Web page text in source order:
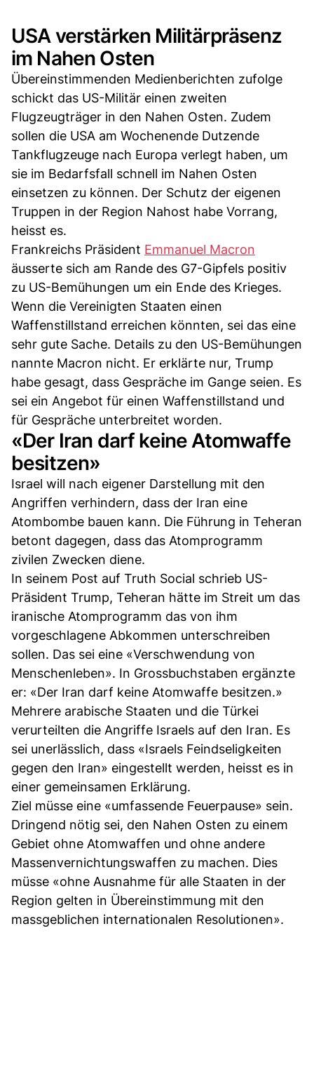
USA verstärken Militärpräsenz
im Nahen Osten
Übereinstimmenden Medienberichten zufolge
schickt das US-Militär einen zweiten
Flugzeugträger in den Nahen Osten. Zudem
sollen die USA am Wochenende Dutzende
Tankflugzeuge nach Europa verlegt haben, um
sie im Bedarfsfall schnell im Nahen Osten
einsetzen zu können. Der Schutz der eigenen
Truppen in der Region Nahost habe Vorrang,
heisst es.
Frankreichs Präsident Emmanuel Macron
äusserte sich am Rande des G7-Gipfels positiv
zu US-Bemühungen um ein Ende des Krieges.
Wenn die Vereinigten Staaten einen
Waffenstillstand erreichen könnten, sei das eine
sehr gute Sache. Details zu den US-Bemühungen
nannte Macron nicht. Er erklärte nur, Trump
habe gesagt, dass Gespräche im Gange seien. Es
sei ein Angebot für einen Waffenstillstand und
für Gespräche unterbreitet worden.
«Der Iran darf keine Atomwaffe
besitzen»
Israel will nach eigener Darstellung mit den
Angriffen verhindern, dass der Iran eine
Atombombe bauen kann. Die Führung in Teheran
betont dagegen, dass das Atomprogramm
zivilen Zwecken diene.
In seinem Post auf Truth Social schrieb US-
Präsident Trump, Teheran hätte im Streit um das
iranische Atomprogramm das von ihm
vorgeschlagene Abkommen unterschreiben
sollen. Das sei eine «Verschwendung von
Menschenleben». In Grossbuchstaben ergänzte
er: «Der Iran darf keine Atomwaffe besitzen.»
Mehrere arabische Staaten und die Türkei
verurteilten die Angriffe Israels auf den Iran. Es
sei unerlässlich, dass «Israels Feindseligkeiten
gegen den Iran» eingestellt werden, heisst es in
einer gemeinsamen Erklärung.
Ziel müsse eine «umfassende Feuerpause» sein.
Dringend nötig sei, den Nahen Osten zu einem
Gebiet ohne Atomwaffen und ohne andere
Massenvernichtungswaffen zu machen. Dies
müsse «ohne Ausnahme für alle Staaten in der
Region gelten in Übereinstimmung mit den
massgeblichen internationalen Resolutionen».